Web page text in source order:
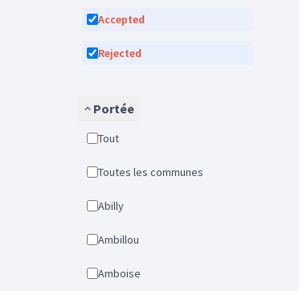
Accepted
Rejected
Portée
Tout
Toutes les communes
Abilly
Ambillou
Amboise